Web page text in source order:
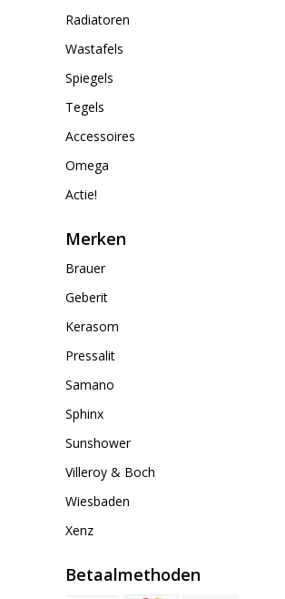
Radiatoren
Wastafels
Spiegels
Tegels
Accessoires
Omega
Actie!
Merken
Brauer
Geberit
Kerasom
Pressalit
Samano
Sphinx
Sunshower
Villeroy & Boch
Wiesbaden
Xenz
Betaalmethoden